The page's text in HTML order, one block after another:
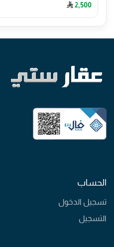
2,500
الحساب
تسجيل الدخول
التسجيل